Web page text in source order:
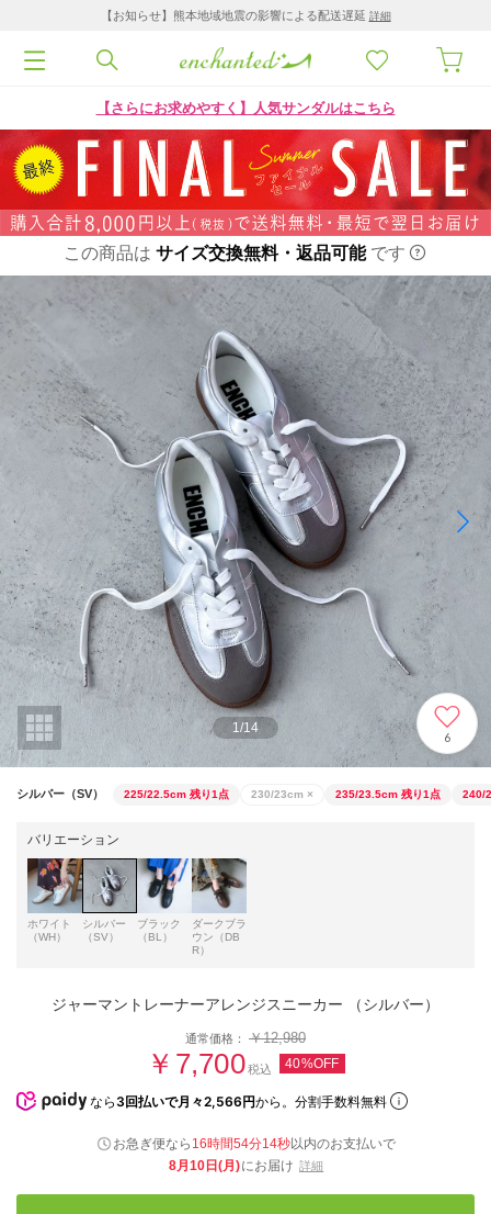
【お知らせ】熊本地域地震の影響による配送遅延 詳細
【さらにお求めやすく】人気サンダルはこちら
この商品は サイズ交換無料・返品可能 です
1 /14
6
シルバー（SV） 225/22.5cm 残り1点 230/23cm × 235/23.5cm 残り1点 240/
バリエーション
ホワイト
（WH）
シルバー
（SV）
ブラック
（BL）
ダークブラ
ウン（DB
R）
ジャーマントレーナーアレンジスニーカー （シルバー）
通常価格： ￥12,980
￥7,700税込 40%OFF
なら 3回払いで月々2,566円から。分割手数料無料
お急ぎ便なら 16時間54分13秒以内のお支払いで
8月10日(月)にお届け 詳細